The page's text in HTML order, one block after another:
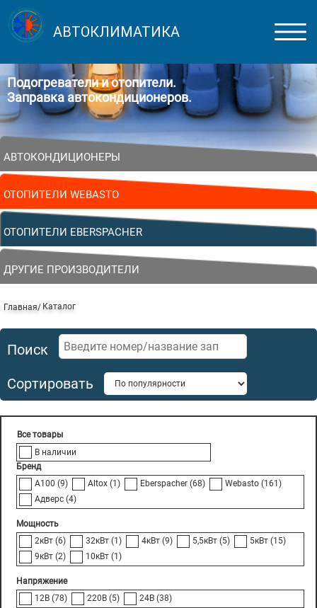
АВТОКЛИМАТИКА
Подогреватели и отопители.
Заправка автокондиционеров.
АВТОКОНДИЦИОНЕРЫ
ОТОПИТЕЛИ WEBASTO
ОТОПИТЕЛИ EBERSPACHER
ДРУГИЕ ПРОИЗВОДИТЕЛИ
Главная Каталог
Поиск
Сортировать
В наличии
Бренд
A100 (9) Altox (1) Eberspacher (68) Webasto (161)
Адверс (4)
Мощность
2кВт (6) 32кВт (1) 4кВт (9) 5,5кВт (5) 5кВт (15)
9кВт (2) 10кВт (1)
Напряжение
12В (78) 220В (5) 24В (38)